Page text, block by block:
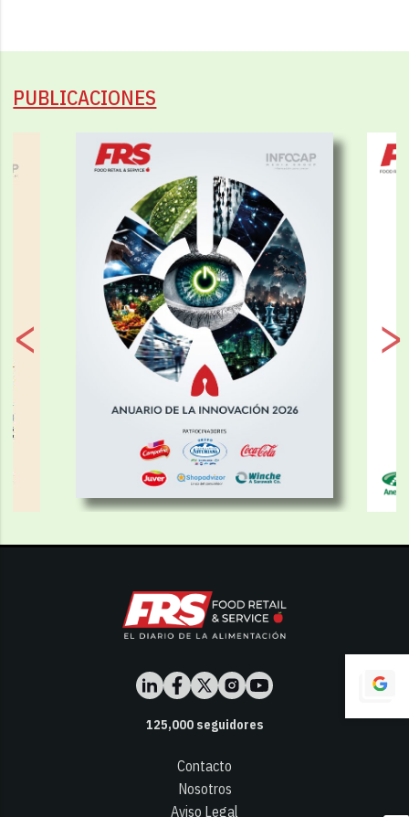
PUBLICACIONES
125,000seguidores
Contacto
Nosotros
Aviso Legal